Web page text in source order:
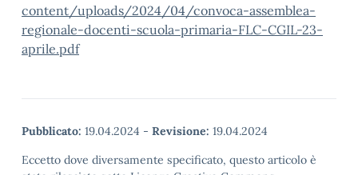
content/uploads/2024/04/convoca-assemblea-
regionale-docenti-scuola-primaria-FLC-CGIL-23-
aprile.pdf
Pubblicato: 19.04.2024 - Revisione: 19.04.2024
Eccetto dove diversamente specificato, questo articolo è